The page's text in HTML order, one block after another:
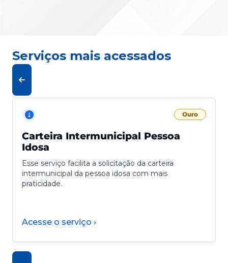
Serviços mais acessados
Ouro
Carteira Intermunicipal Pessoa
Idosa
Esse serviço facilita a solicitação da carteira
intermunicipal da pessoa idosa com mais
praticidade.
Acesse o serviço ›